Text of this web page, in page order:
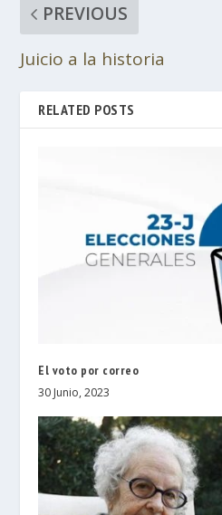
PREVIOUS
Juicio a la historia
RELATED POSTS
El voto por correo
30 Junio, 2023